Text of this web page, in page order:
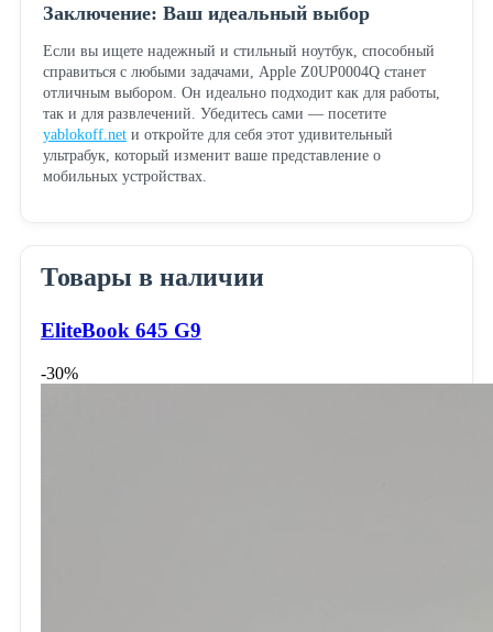
Заключение: Ваш идеальный выбор
Если вы ищете надежный и стильный ноутбук, способный
справиться с любыми задачами, Apple Z0UP0004Q станет
отличным выбором. Он идеально подходит как для работы,
так и для развлечений. Убедитесь сами — посетите
yablokoff.netи откройте для себя этот удивительный
ультрабук, который изменит ваше представление о
мобильных устройствах.
Товары в наличии
EliteBook 645 G9
-30%